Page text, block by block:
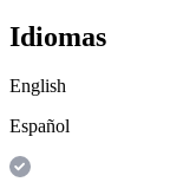
Idiomas
English
Español